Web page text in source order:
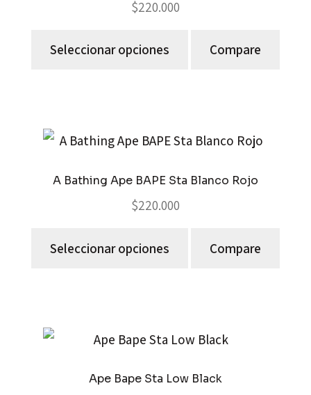
$220.000
Seleccionar opciones Compare
A Bathing Ape BAPE Sta Blanco Rojo
$220.000
Seleccionar opciones Compare
Ape Bape Sta Low Black